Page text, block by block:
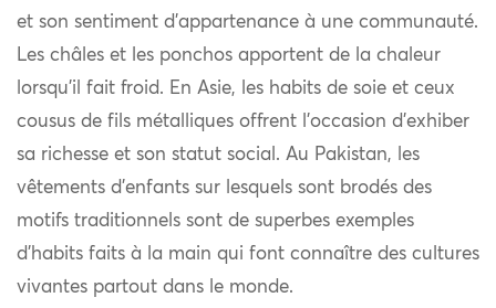
et son sentiment d’appartenance à une communauté.
Les châles et les ponchos apportent de la chaleur
lorsqu’il fait froid. En Asie, les habits de soie et ceux
cousus de fils métalliques offrent l’occasion d’exhiber
sa richesse et son statut social. Au Pakistan, les
vêtements d’enfants sur lesquels sont brodés des
motifs traditionnels sont de superbes exemples
d’habits faits à la main qui font connaître des cultures
vivantes partout dans le monde.